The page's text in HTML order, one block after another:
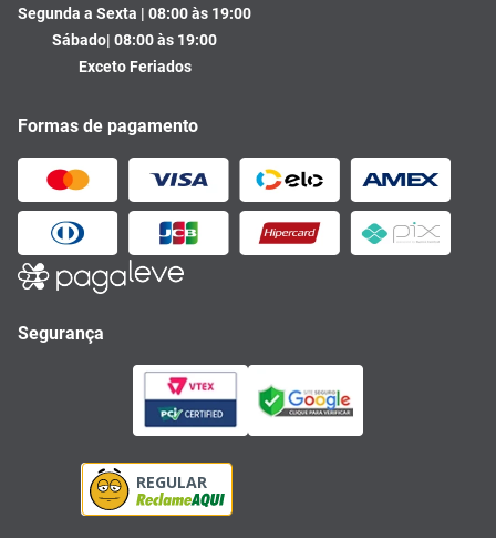
Segunda a Sexta | 08:00 às 19:00
Sábado| 08:00 às 19:00
Exceto Feriados
Formas de pagamento
Segurança